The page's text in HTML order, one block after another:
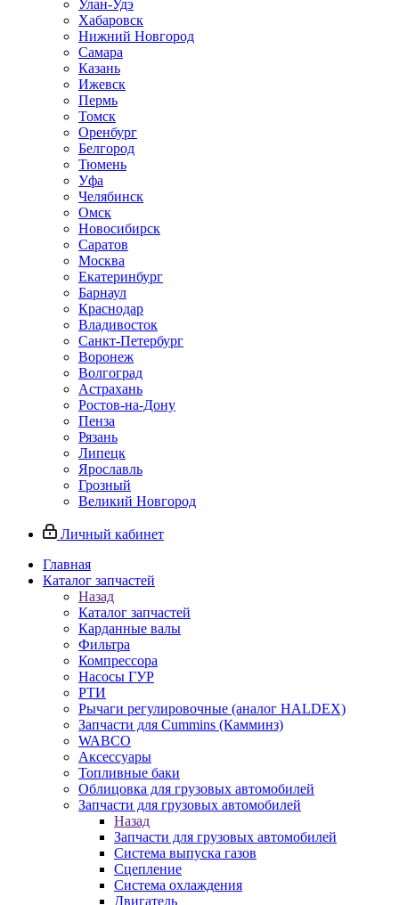
Улан-Удэ
Хабаровск
Нижний Новгород
Самара
Казань
Ижевск
Пермь
Томск
Оренбург
Белгород
Тюмень
Уфа
Челябинск
Омск
Новосибирск
Саратов
Москва
Екатеринбург
Барнаул
Краснодар
Владивосток
Санкт-Петербург
Воронеж
Волгоград
Астрахань
Ростов-на-Дону
Пенза
Рязань
Липецк
Ярославль
Грозный
Великий Новгород
Личный кабинет
Главная
Каталог запчастей
Назад
Каталог запчастей
Карданные валы
Фильтра
Компрессора
Насосы ГУР
РТИ
Рычаги регулировочные (аналог HALDEX)
Запчасти для Cummins (Камминз)
WABCO
Аксессуары
Топливные баки
Облицовка для грузовых автомобилей
Запчасти для грузовых автомобилей
Назад
Запчасти для грузовых автомобилей
Система выпуска газов
Сцепление
Система охлаждения
Двигатель